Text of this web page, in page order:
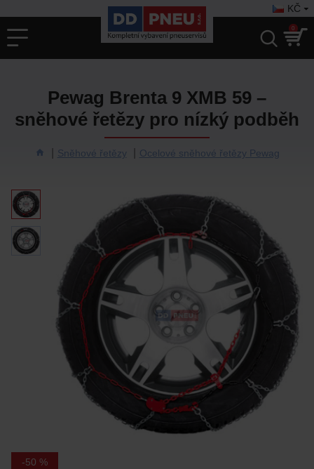
KČ
0
Sněhové řetězy Ocelové sněhové řetězy Pewag
Pewag Brenta 9 XMB 59 –
sněhové řetězy pro nízký podběh
-50 %